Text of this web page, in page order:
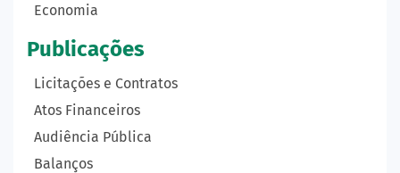
Economia
Publicações
Licitações e Contratos
Atos Financeiros
Audiência Pública
Balanços